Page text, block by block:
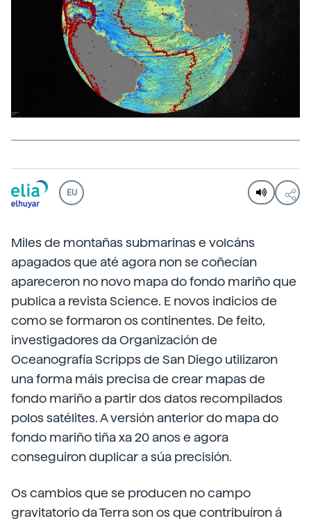
EU
Miles de montañas submarinas e volcáns
apagados que até agora non se coñecían
apareceron no novo mapa do fondo mariño que
publica a revista Science. E novos indicios de
como se formaron os continentes. De feito,
investigadores da Organización de
Oceanografía Scripps de San Diego utilizaron
una forma máis precisa de crear mapas de
fondo mariño a partir dos datos recompilados
polos satélites. A versión anterior do mapa do
fondo mariño tiña xa 20 anos e agora
conseguiron duplicar a súa precisión.
Os cambios que se producen no campo
gravitatorio da Terra son os que contribuíron á